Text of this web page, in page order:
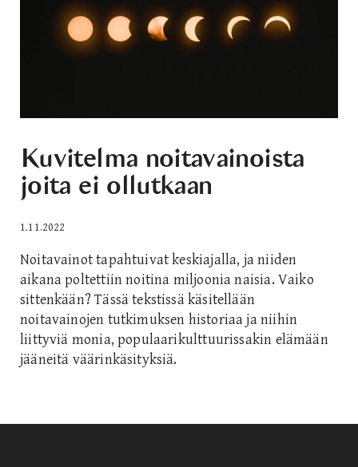
Kuvitelma noitavainoista
joita ei ollutkaan
1.11.2022
Noitavainot tapahtuivat keskiajalla, ja niiden
aikana poltettiin noitina miljoonia naisia. Vaiko
sittenkään? Tässä tekstissä käsitellään
noitavainojen tutkimuksen historiaa ja niihin
liittyviä monia, populaarikulttuurissakin elämään
jääneitä väärinkäsityksiä.